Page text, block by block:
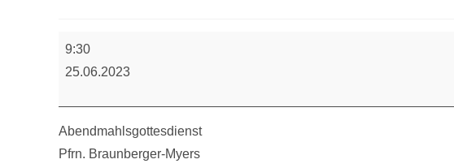
Abendmahlsgottesdienst
9:30
25.06.2023
Abendmahlsgottesdienst
Pfrn. Braunberger-Myers